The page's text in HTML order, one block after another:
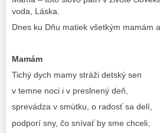
voda, Láska.
Dnes ku Dňu matiek všetkým mamám
Mamám
Tichý dych mamy stráži detský sen
v temne noci i v preslnený deň,
sprevádza v smútku, o radosť sa delí,
podporí sny, čo snívať by sme chceli,